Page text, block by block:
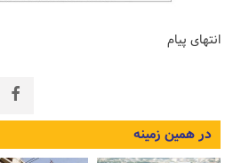
انتهای پیام
در همین زمینه